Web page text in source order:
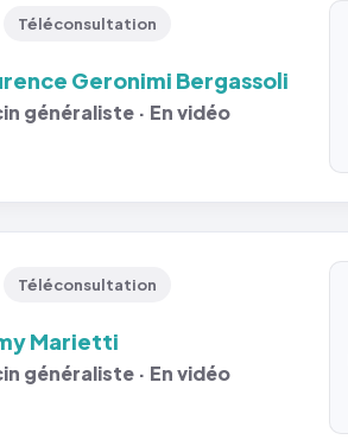
Téléconsultation
Geronimi Bergassoli
généraliste · En vidéo
Téléconsultation
Marietti
généraliste · En vidéo